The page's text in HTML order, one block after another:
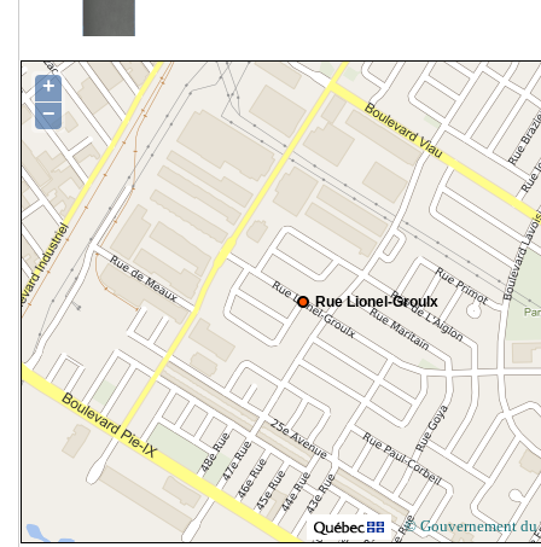
Rue Lionel-Groulx
+
−
© Gouvernement du